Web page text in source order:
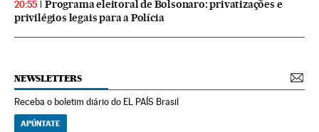
20:55
Programa eleitoral de Bolsonaro: privatizações e
privilégios legais para a Polícia
NEWSLETTERS
Receba o boletim diário do EL PAÍS Brasil
APÚNTATE